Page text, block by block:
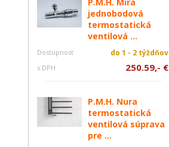
jednobodová
termostatická
ventilová ...
Dostupnosť do 1 - 2 týždňov
s DPH 250.59,- €
P.M.H. Nura
termostatická
ventilová súprava
pre ...